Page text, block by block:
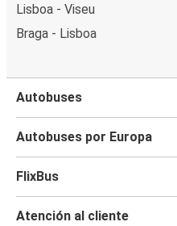
Lisboa - Viseu
Braga - Lisboa
Autobuses
Autobuses por Europa
FlixBus
Atención al cliente